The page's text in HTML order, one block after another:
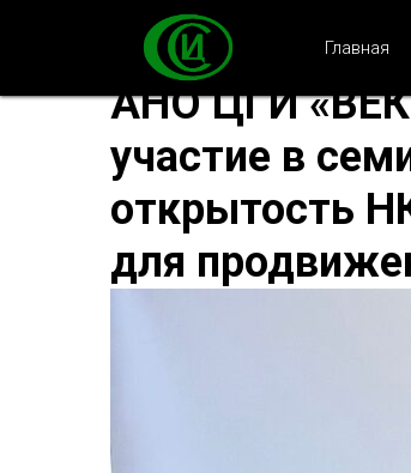
Главная
АНО ЦГИ
участие в
открытость
для